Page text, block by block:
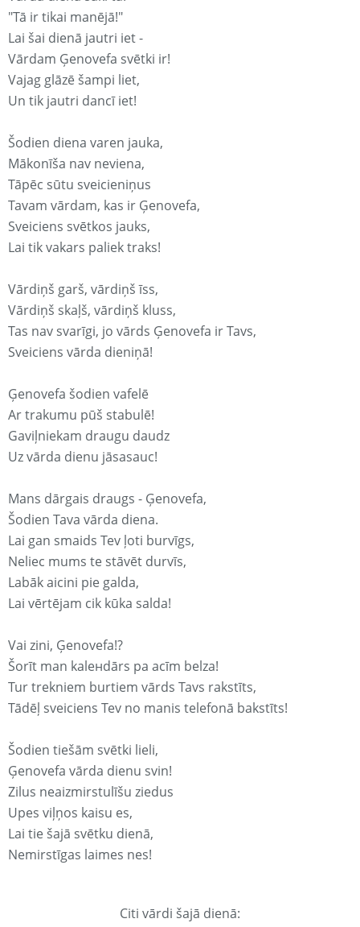
"Tā ir tikai manējā!"
Lai šai dienā jautri iet -
Vārdam Ģenovefa svētki ir!
Vajag glāzē šampi liet,
Un tik jautri dancī iet!
Šodien diena varen jauka,
Mākonīša nav neviena,
Tāpēc sūtu sveicieniņus
Tavam vārdam, kas ir Ģenovefa,
Sveiciens svētkos jauks,
Lai tik vakars paliek traks!
Vārdiņš garš, vārdiņš īss,
Vārdiņš skaļš, vārdiņš kluss,
Tas nav svarīgi, jo vārds Ģenovefa ir Tavs,
Sveiciens vārda dieniņā!
Ģenovefa šodien vafelē
Ar trakumu pūš stabulē!
Gaviļniekam draugu daudz
Uz vārda dienu jāsasauc!
Mans dārgais draugs - Ģenovefa,
Šodien Tava vārda diena.
Lai gan smaids Tev ļoti burvīgs,
Neliec mums te stāvēt durvīs,
Labāk aicini pie galda,
Lai vērtējam cik kūka salda!
Vai zini, Ģenovefa!?
Šorīt man kaleнdārs pa acīm belza!
Tur trekniem burtiem vārds Tavs rakstīts,
Tādēļ sveiciens Tev no manis telefonā bakstīts!
Šodien tiešām svētki lieli,
Ģenovefa vārda dienu svin!
Zilus neaizmirstulīšu ziedus
Upes viļņos kaisu es,
Lai tie šajā svētku dienā,
Nemirstīgas laimes nes!
Citi vārdi šajā dienā: